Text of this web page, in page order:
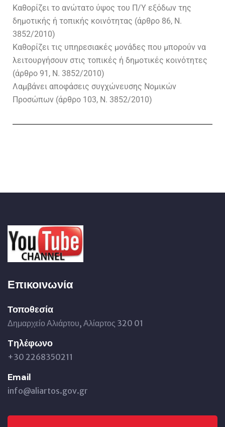
Καθορίζει το ανώτατο ύψος του Π/Υ εξόδων της
δημοτικής ή τοπικής κοινότητας (άρθρο 86, Ν.
3852/2010)
Καθορίζει τις υπηρεσιακές μονάδες που μπορούν να
λειτουργήσουν στις τοπικές ή δημοτικές κοινότητες
(άρθρο 91, Ν. 3852/2010)
Λαμβάνει αποφάσεις συγχώνευσης Νομικών
Προσώπων (άρθρο 103, Ν. 3852/2010)
Επικοινωνία
Τοποθεσία
Δημαρχείο Αλιάρτου, Αλίαρτος 320 01
Tηλέφωνο
+30 2268350211
Email
info@aliartos.gov.gr